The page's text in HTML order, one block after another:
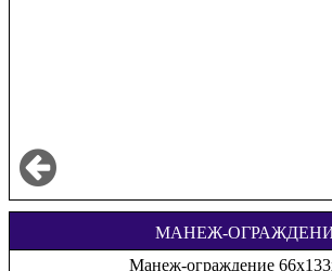
МАНЕЖ-
Манеж-ограждение